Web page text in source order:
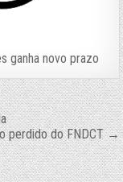
ganha novo prazo
perdido do FNDCT →